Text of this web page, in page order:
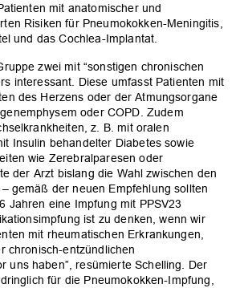
mit anatomischer und
Risiken für Pneumokokken-Meningitis,
und das Cochlea-Implantat.
zwei mit “sonstigen chronischen
interessant. Diese umfasst Patienten mit
des Herzens oder der Atmungsorgane
oder COPD. Zudem
z. B. mit oralen
Insulin behandelter Diabetes sowie
wie Zerebralparesen oder
der Arzt bislang die Wahl zwischen den
gemäß der neuen Empfehlung sollten
Jahren eine Impfung mit PPSV23
ist zu denken, wenn wir
mit rheumatischen Erkrankungen,
chronisch-entzündlichen
uns haben”, resümierte Schelling. Der
für die Pneumokokken-Impfung,